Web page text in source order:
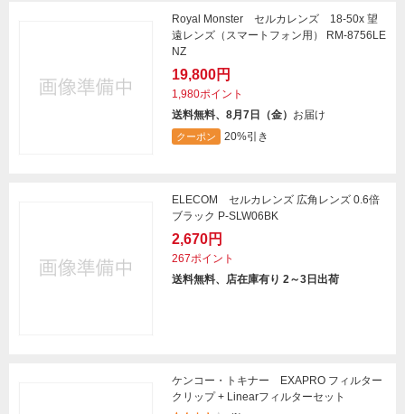
Royal Monster セルカレンズ 18-50x 望
遠レンズ（スマートフォン用） RM-8756LE
NZ
19,800円
1,980ポイント
送料無料、8月7日（金） お届け
クーポン 20%引き
ELECOM セルカレンズ 広角レンズ 0.6倍
ブラック P-SLW06BK
2,670円
267ポイント
送料無料、店在庫有り 2～3日出荷
ケンコー・トキナー EXAPRO フィルター
クリップ + Linearフィルターセット